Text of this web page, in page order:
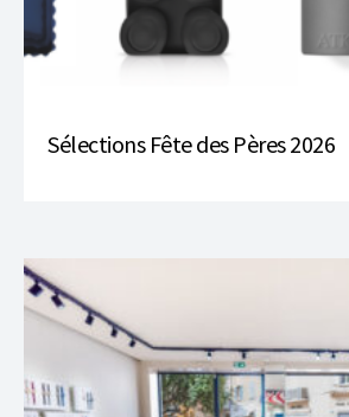
Sélections Fête des Pères 2026